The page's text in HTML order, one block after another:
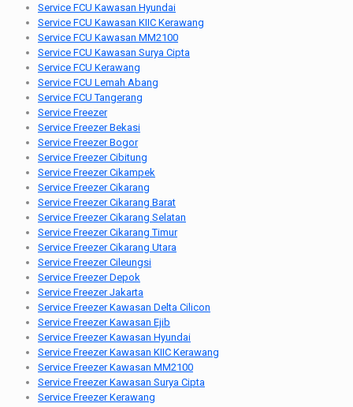
Service FCU Kawasan Hyundai
Service FCU Kawasan KIIC Kerawang
Service FCU Kawasan MM2100
Service FCU Kawasan Surya Cipta
Service FCU Kerawang
Service FCU Lemah Abang
Service FCU Tangerang
Service Freezer
Service Freezer Bekasi
Service Freezer Bogor
Service Freezer Cibitung
Service Freezer Cikampek
Service Freezer Cikarang
Service Freezer Cikarang Barat
Service Freezer Cikarang Selatan
Service Freezer Cikarang Timur
Service Freezer Cikarang Utara
Service Freezer Cileungsi
Service Freezer Depok
Service Freezer Jakarta
Service Freezer Kawasan Delta Cilicon
Service Freezer Kawasan Ejib
Service Freezer Kawasan Hyundai
Service Freezer Kawasan KIIC Kerawang
Service Freezer Kawasan MM2100
Service Freezer Kawasan Surya Cipta
Service Freezer Kerawang